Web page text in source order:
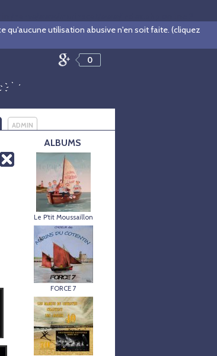
qu'aucune utilisation abusive n'en soit faite. (cliquez
0
ADMIN
ALBUMS
Le P'tit Moussaillon
FORCE 7